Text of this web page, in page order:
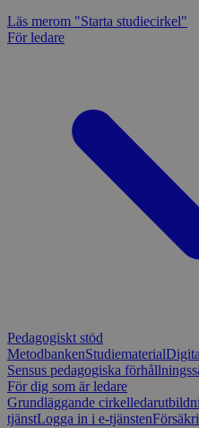
Läs merom "Starta studiecirkel"
För ledare
Pedagogiskt stöd
MetodbankenStudiematerial
Sensus pedagogiska
För dig som är ledare
Grundläggande
tjänstLogga in i e-tjänsten